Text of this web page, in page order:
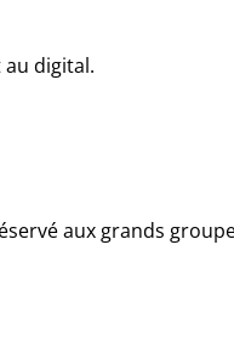
digital.
aux grands